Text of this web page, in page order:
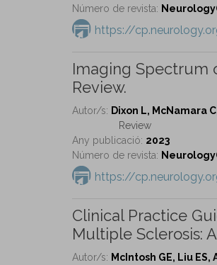
Número de revista:
https://
Imaging Spectrum
Review.
Autor/s: Dixon L, McNamara
Review
Any publicació: 2023
Número de revista:
https://
Clinical Practice
Multiple Sclerosis:
Autor/s: McIntosh GE, Liu ES,